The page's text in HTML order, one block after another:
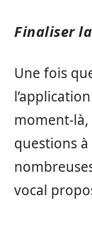
Finaliser
Une fois
moment-
questions
vocal